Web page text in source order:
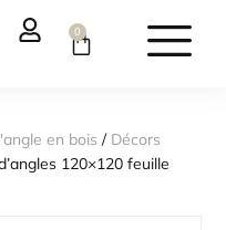
0
en bois / Décors
120×120 feuille